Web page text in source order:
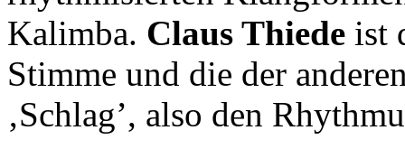
Kalimba. Claus Thiede ist
Stimme und die der
‚Schlag’, also den